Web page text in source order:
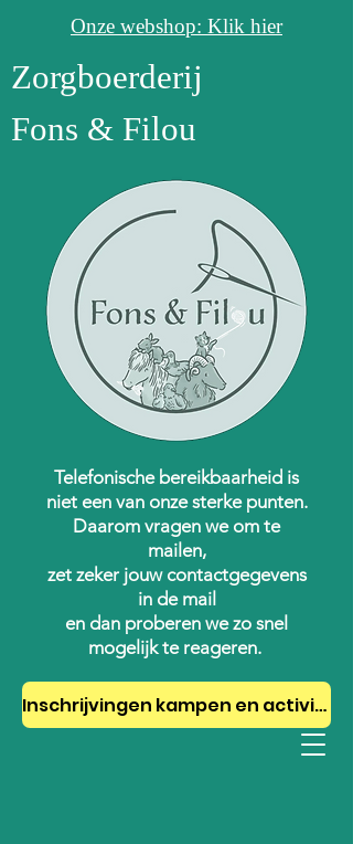
Zorgboerderij
Fons & Filou
Telefonische bereikbaarheid is
niet een van onze sterke punten.
Daarom vragen we om te
mailen,
zet zeker jouw contactgegevens
in de mail
en dan proberen we zo snel
mogelijk te reageren.
Inschrijvingen kampen en activiteiten
Onze webshop: Klik hier